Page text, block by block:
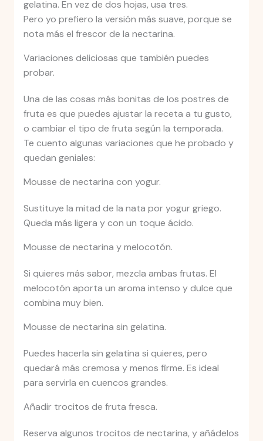
gelatina. En vez de dos hojas, usa tres.
Pero yo prefiero la versión más suave, porque se
nota más el frescor de la nectarina.
Variaciones deliciosas que también puedes
probar.
Una de las cosas más bonitas de los postres de
fruta es que puedes ajustar la receta a tu gusto,
o cambiar el tipo de fruta según la temporada.
Te cuento algunas variaciones que he probado y
quedan geniales:
Mousse de nectarina con yogur.
Sustituye la mitad de la nata por yogur griego.
Queda más ligera y con un toque ácido.
Mousse de nectarina y melocotón.
Si quieres más sabor, mezcla ambas frutas. El
melocotón aporta un aroma intenso y dulce que
combina muy bien.
Mousse de nectarina sin gelatina.
Puedes hacerla sin gelatina si quieres, pero
quedará más cremosa y menos firme. Es ideal
para servirla en cuencos grandes.
Añadir trocitos de fruta fresca.
Reserva algunos trocitos de nectarina, y añádelos